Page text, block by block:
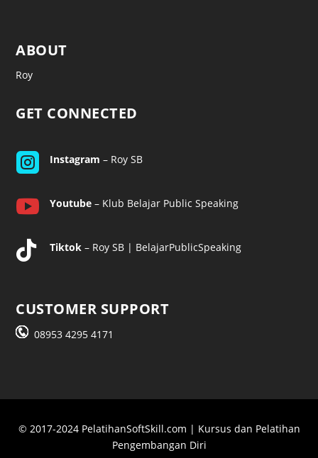
ABOUT
Roy
GET CONNECTED
 Instagram – Roy SB
 Youtube– Klub Belajar Public Speaking
 Tiktok– Roy SB | BelajarPublicSpeaking
CUSTOMER SUPPORT
08953 4295 4171
© 2017-2024 PelatihanSoftSkill.com | Kursus dan Pelatihan
Pengembangan Diri